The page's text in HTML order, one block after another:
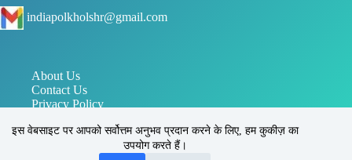
इस वेबसाइट पर आपको सर्वोत्तम अनुभव प्रदान करने के लिए, हम कुकीज़ का
उपयोग करते हैं।
indiapolkholshr@gmail.com
About Us
Contact Us
Privacy Policy
पत्र सूचना कार्यालय PIB
इंडिया पोल खोल, सिहोरा, जबलपुर, मध्य प्रदेश, भारत 483225